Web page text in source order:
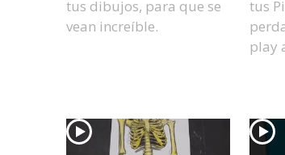
tus dibujos, para que se
vean increíble.
tus
play